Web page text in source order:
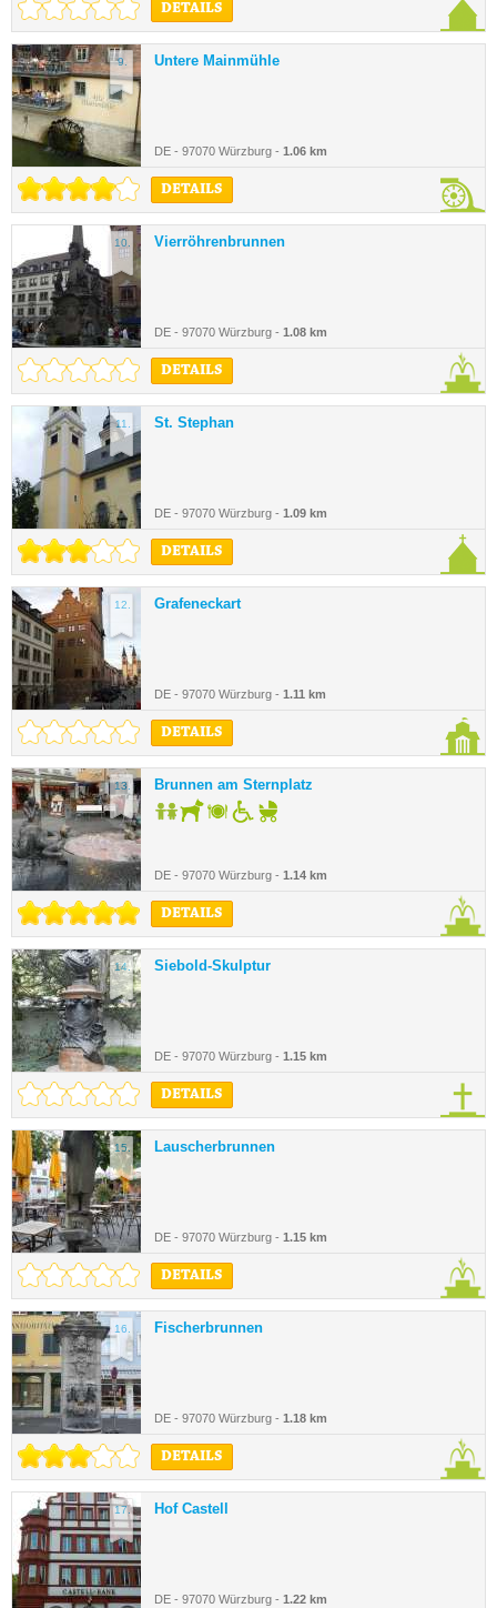
DETAILS
9. Untere Mainmühle
DE - 97070 Würzburg - 1.06 km
DETAILS
10. Vierröhrenbrunnen
DE - 97070 Würzburg - 1.08 km
DETAILS
11. St. Stephan
DE - 97070 Würzburg - 1.09 km
DETAILS
12. Grafeneckart
DE - 97070 Würzburg - 1.11 km
DETAILS
13. Brunnen am Sternplatz
DE - 97070 Würzburg - 1.14 km
DETAILS
14. Siebold-Skulptur
DE - 97070 Würzburg - 1.15 km
DETAILS
15. Lauscherbrunnen
DE - 97070 Würzburg - 1.15 km
DETAILS
16. Fischerbrunnen
DE - 97070 Würzburg - 1.18 km
DETAILS
17. Hof Castell
DE - 97070 Würzburg - 1.22 km